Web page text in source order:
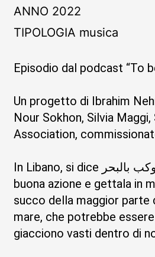
ANNO 2022
TIPOLOGIA musica
Episodio dal podcast “To
Un progetto di Ibrahim
Nour Sokhon, Silvia
Association,
In Libano, si dice عمول منيح وكب بالبحر, che si traduce approssimativamente come: "Fai una
buona azione e gettala in
succo della maggior
mare, che potrebbe
giacciono vasti dentro di